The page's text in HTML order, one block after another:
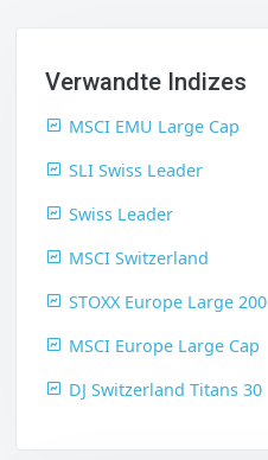
Verwandte Indizes
MSCI EMU Large Cap
SLI Swiss Leader
Swiss Leader
MSCI Switzerland
STOXX Europe Large 200
MSCI Europe Large Cap
DJ Switzerland Titans 30